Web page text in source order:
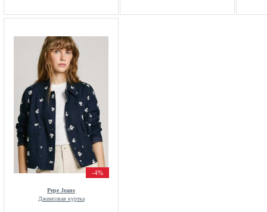
-4%
Pepe Jeans
Джинсовая куртка